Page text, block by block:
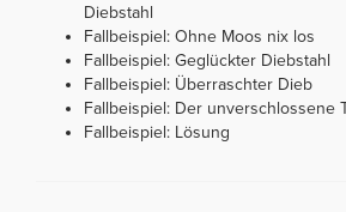
Diebstahl
Fallbeispiel: Ohne Moos nix los
Fallbeispiel: Geglückter Diebstahl
Fallbeispiel: Überraschter Dieb
Fallbeispiel: Der unverschlossene
Fallbeispiel: Lösung